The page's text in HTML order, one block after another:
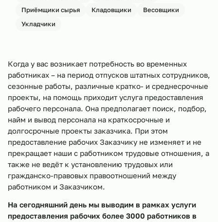
Приёмщики сырья
Кладовщики
Весовщики
Укладчики
Когда у вас возникает потребность во временных
работниках – на период отпусков штатных сотрудников,
сезонные работы, различные кратко- и среднесрочные
проекты, на помощь приходит услуга предоставления
рабочего персонала. Она предполагает поиск, подбор,
найм и вывод персонала на краткосрочные и
долгосрочные проекты заказчика. При этом
предоставление рабочих Заказчику не изменяет и не
прекращает наши с работником трудовые отношения, а
также не ведёт к установлению трудовых или
гражданско-правовых правоотношений между
работником и Заказчиком.
На сегодняшний день мы выводим в рамках услуги
предоставления рабочих более 3000 работников в